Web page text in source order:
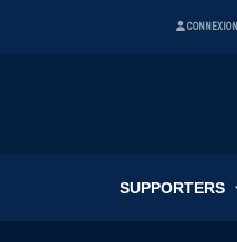
CONNEXION
SUPPORTERS